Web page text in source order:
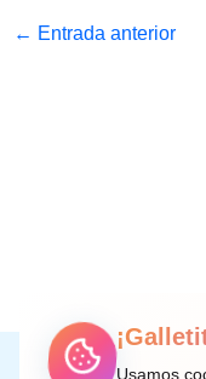
← Entrada anterior
X
Usamos